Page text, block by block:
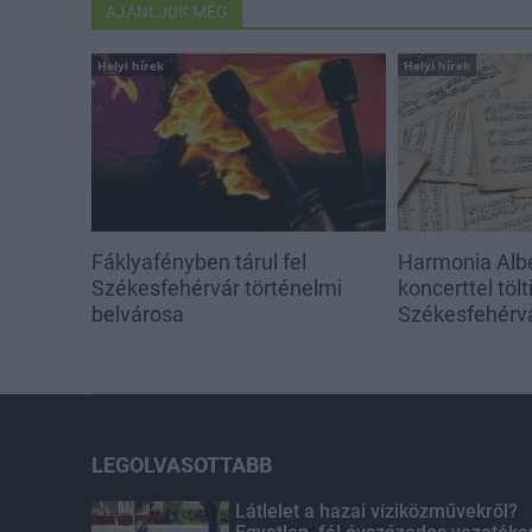
AJÁNLJUK MÉG
Helyi hírek
Fáklyafényben tárul fel
Székesfehérvár történelmi
belvárosa
Helyi hírek
Harmonia
koncerttel
LEGOLVASOTTABB
Látlelet a hazai víziközművekről?